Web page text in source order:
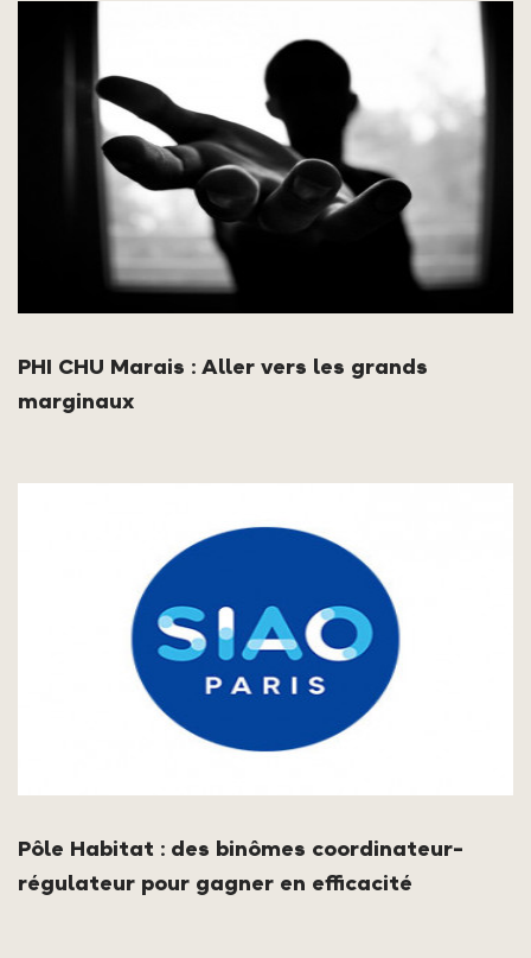
PHI CHU Marais : Aller vers les grands
marginaux
Pôle Habitat : des binômes coordinateur-
régulateur pour gagner en efficacité